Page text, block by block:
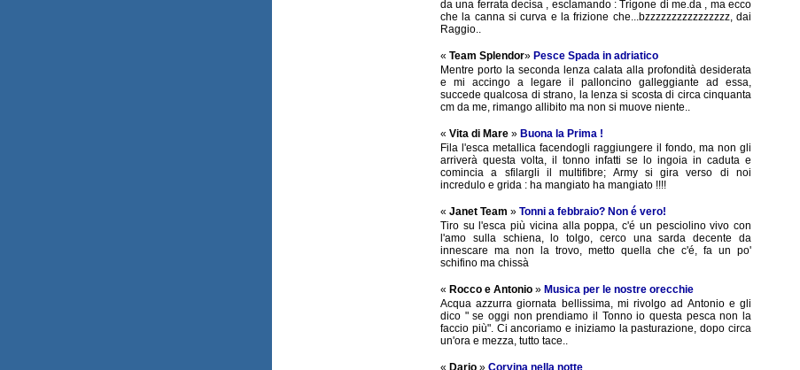
da una ferrata decisa , esclamando : Trigone di me.da , ma ecco
che la canna si curva e la frizione che...bzzzzzzzzzzzzzzzz, dai
Raggio..
« Team Splendor» Pesce Spada in adriatico
Mentre porto la seconda lenza calata alla profondità desiderata
e mi accingo a legare il palloncino galleggiante ad essa,
succede qualcosa di strano, la lenza si scosta di circa cinquanta
cm da me, rimango allibito ma non si muove niente..
« Vita di Mare » Buona la Prima !
Fila l'esca metallica facendogli raggiungere il fondo, ma non gli
arriverà questa volta, il tonno infatti se lo ingoia in caduta e
comincia a sfilargli il multifibre; Army si gira verso di noi
incredulo e grida : ha mangiato ha mangiato !!!!
« Janet Team » Tonni a febbraio? Non é vero!
Tiro su l'esca più vicina alla poppa, c'é un pesciolino vivo con
l'amo sulla schiena, lo tolgo, cerco una sarda decente da
innescare ma non la trovo, metto quella che c'é, fa un po'
schifino ma chissà
« Rocco e Antonio » Musica per le nostre orecchie
Acqua azzurra giornata bellissima, mi rivolgo ad Antonio e gli
dico " se oggi non prendiamo il Tonno io questa pesca non la
faccio più". Ci ancoriamo e iniziamo la pasturazione, dopo circa
un'ora e mezza, tutto tace..